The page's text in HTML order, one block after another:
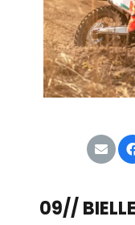
09//